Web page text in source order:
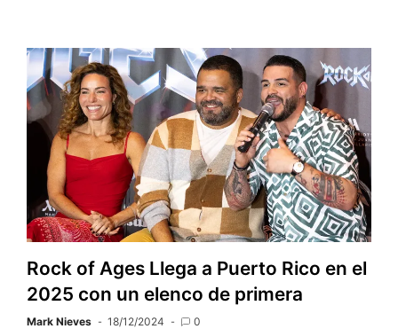
Rock of Ages Llega a Puerto Rico en el
2025 con un elenco de primera
Mark Nieves 18/12/2024 0